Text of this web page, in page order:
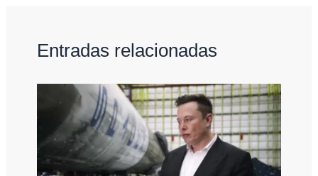
Entradas relacionadas